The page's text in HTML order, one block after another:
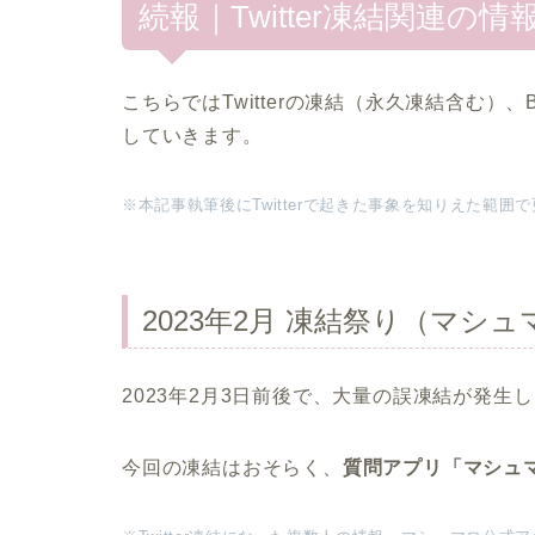
続報｜Twitter凍結関連の情
こちらではTwitterの凍結（永久凍結含む）
していきます。
※本記事執筆後にTwitterで起きた事象を知りえた範囲で
2023年2月 凍結祭り（マシュ
2023年2月3日前後で、大量の誤凍結が発生し
今回の凍結はおそらく、 質問アプリ「マシュ